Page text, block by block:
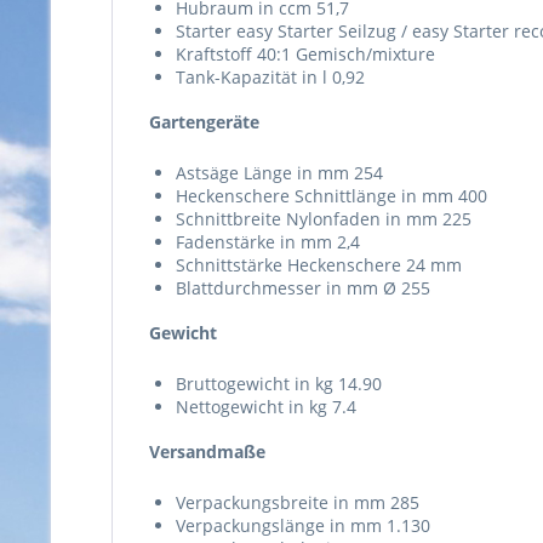
Hubraum in ccm 51,7
Starter easy Starter Seilzug / easy Starter
Kraftstoff 40:1 Gemisch/mixture
Tank-Kapazität in l 0,92
Gartengeräte
Astsäge Länge in mm 254
Heckenschere Schnittlänge in mm 400
Schnittbreite Nylonfaden in mm 225
Fadenstärke in mm 2,4
Schnittstärke Heckenschere 24 mm
Blattdurchmesser in mm Ø 255
Gewicht
Bruttogewicht in kg 14.90
Nettogewicht in kg 7.4
Versandmaße
Verpackungsbreite in mm 285
Verpackungslänge in mm 1.130